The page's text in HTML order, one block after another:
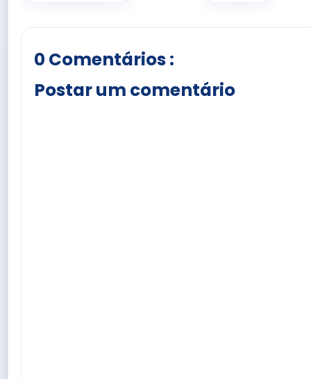
0 Comentários :
Postar um comentário